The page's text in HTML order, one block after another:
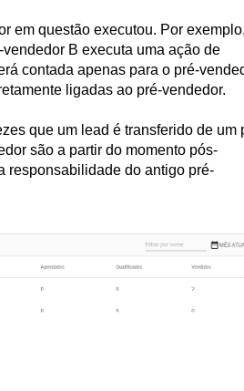
em questão executou. Por
B executa uma ação de
contada apenas para o pré-
ligadas ao pré-vendedor.
que um lead é transferido de um
são a partir do momento pós-
responsabilidade do antigo pré-